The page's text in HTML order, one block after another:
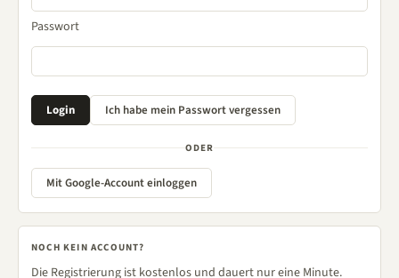
Passwort
ODER
Mit Google-Account einloggen
NOCH KEIN ACCOUNT?
Die Registrierung ist kostenlos und dauert nur eine Minute.